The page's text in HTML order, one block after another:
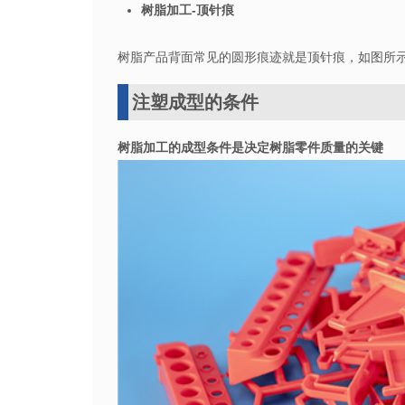
树脂加工-顶针痕
树脂产品背面常见的圆形痕迹就是顶针痕，如图所
注塑成型的条件
树脂加工的成型条件是决定树脂零件质量的关键